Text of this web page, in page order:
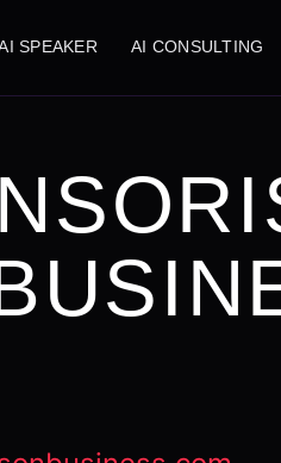
SPEAKER AI CONSULTING